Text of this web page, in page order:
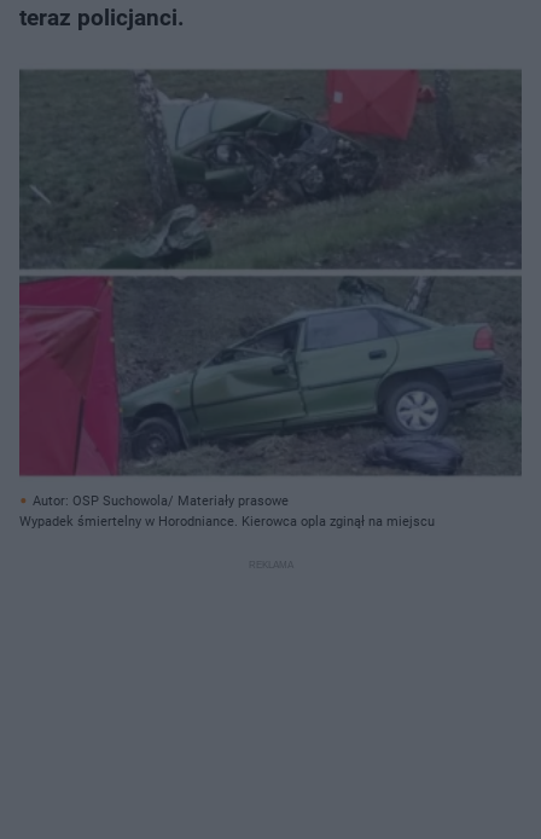
teraz policjanci.
Autor: OSP Suchowola/ Materiały prasowe
Wypadek śmiertelny w Horodniance. Kierowca opla zginął na miejscu